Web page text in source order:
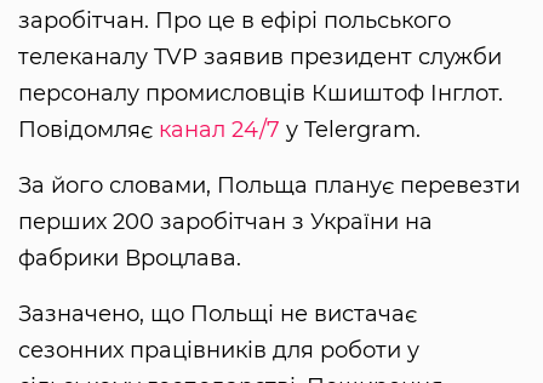
заробітчан. Про це в ефірі польського
телеканалу TVP заявив президент служби
персоналу промисловців Кшиштоф Інглот.
Повідомляє канал 24/7 у Telеrgram.
За його словами, Польща планує перевезти
перших 200 заробітчан з України на
фабрики Вроцлава.
Зазначено, що Польщі не вистачає
сезонних працівників для роботи у